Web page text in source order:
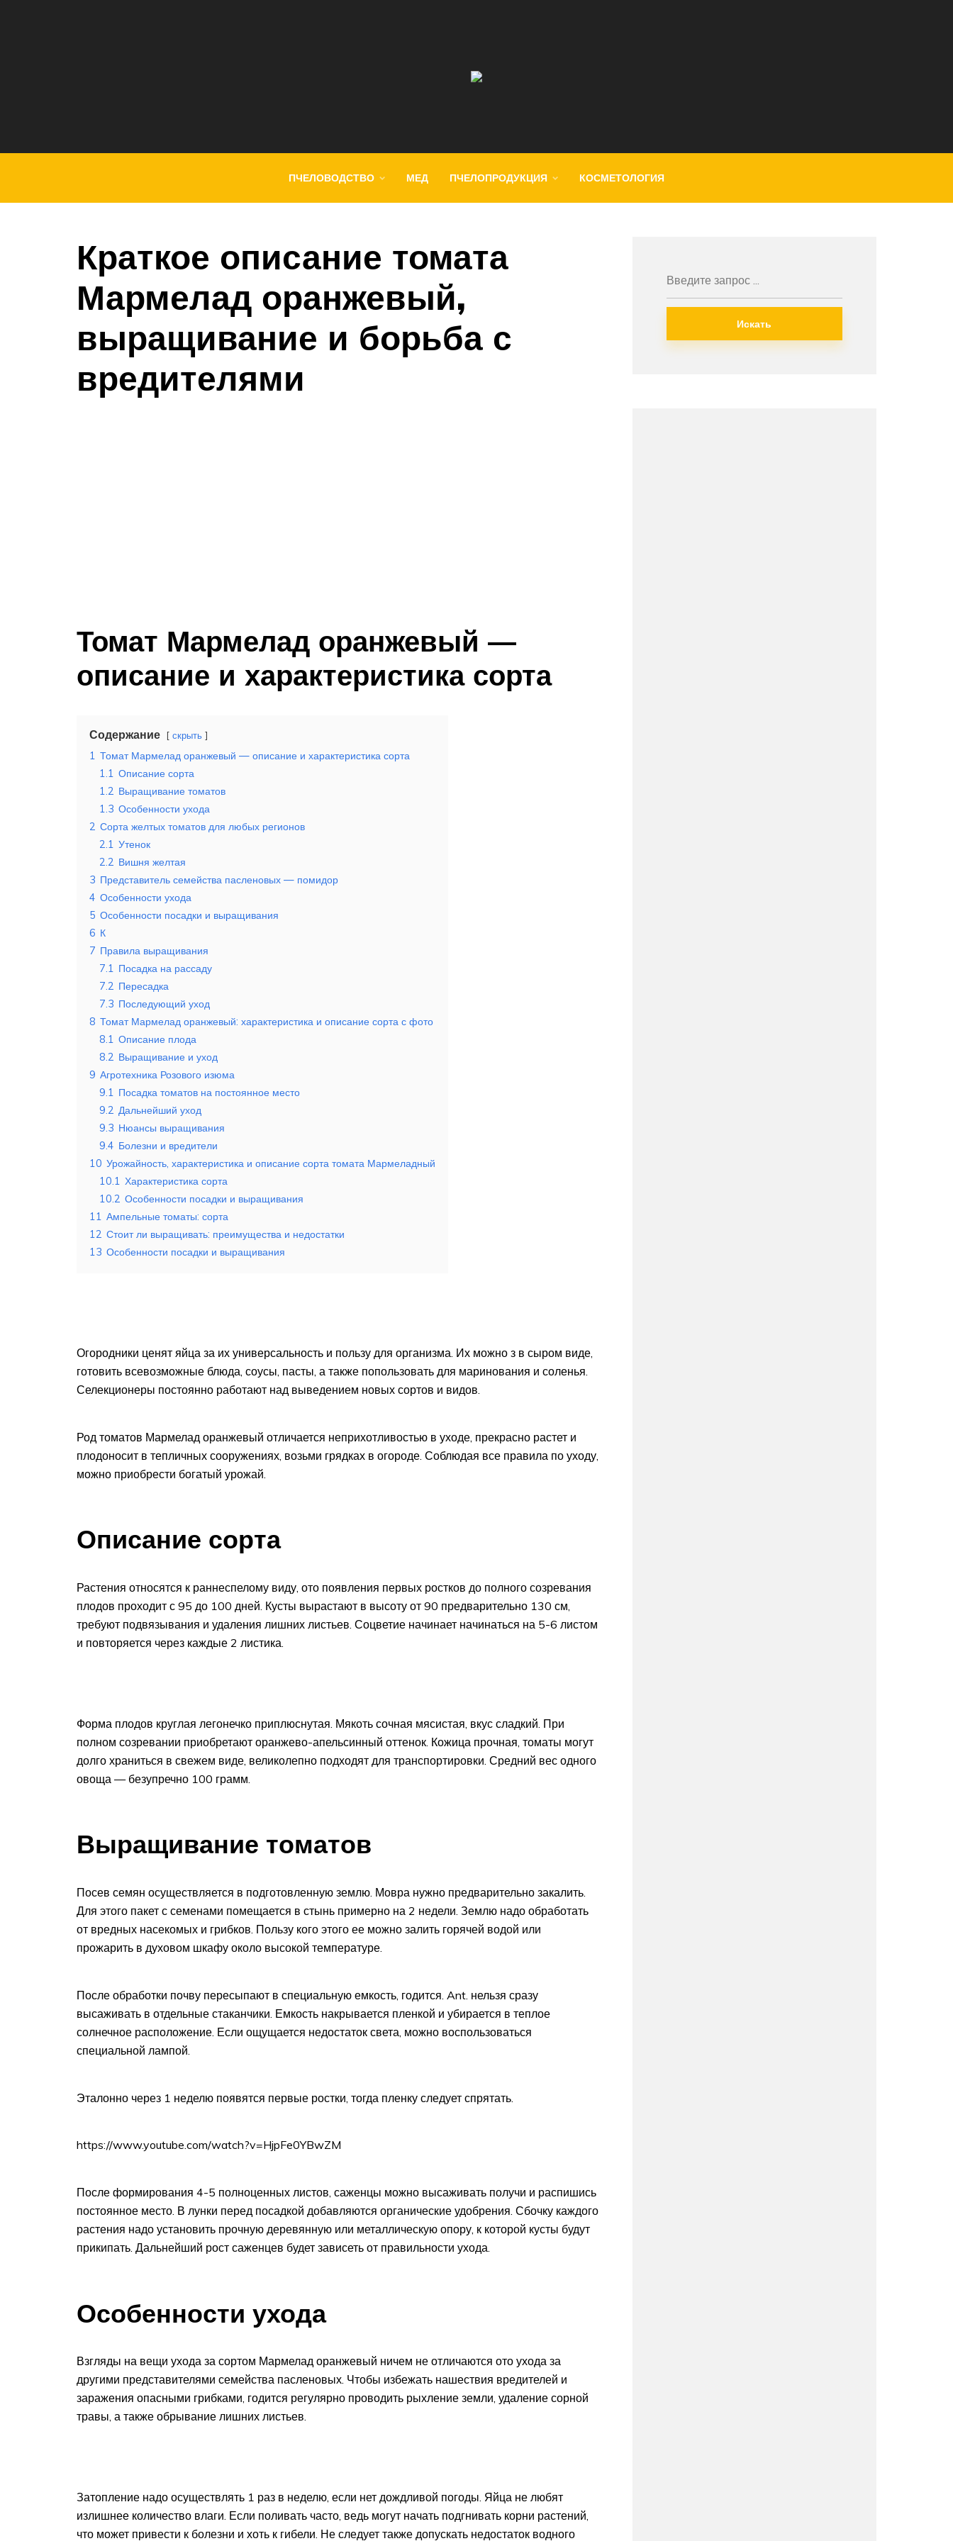
ПЧЕЛОВОДСТВО МЕД ПЧЕЛОПРОДУКЦИЯ КОСМЕТОЛОГИЯ
Краткое описание томата
Мармелад оранжевый,
выращивание и борьба с
вредителями
Томат Мармелад оранжевый —
описание и характеристика сорта
Содержание скрыть
1 Томат Мармелад оранжевый — описание и характеристика сорта
1.1 Описание сорта
1.2 Выращивание томатов
1.3 Особенности ухода
2 Сорта желтых томатов для любых регионов
2.1 Утенок
2.2 Вишня желтая
3 Представитель семейства пасленовых — помидор
4 Особенности ухода
5 Особенности посадки и выращивания
6 К
7 Правила выращивания
7.1 Посадка на рассаду
7.2 Пересадка
7.3 Последующий уход
8 Томат Мармелад оранжевый: характеристика и описание сорта с фото
8.1 Описание плода
8.2 Выращивание и уход
9 Агротехника Розового изюма
9.1 Посадка томатов на постоянное место
9.2 Дальнейший уход
9.3 Нюансы выращивания
9.4 Болезни и вредители
10 Урожайность, характеристика и описание сорта томата Мармеладный
10.1 Характеристика сорта
10.2 Особенности посадки и выращивания
11 Ампельные томаты: сорта
12 Стоит ли выращивать: преимущества и недостатки
13 Особенности посадки и выращивания
Огородники ценят яйца за их универсальность и пользу для организма. Их можно з в сыром виде,
готовить всевозможные блюда, соусы, пасты, а также попользовать для маринования и соленья.
Селекционеры постоянно работают над выведением новых сортов и видов.
Род томатов Мармелад оранжевый отличается неприхотливостью в уходе, прекрасно растет и
плодоносит в тепличных сооружениях, возьми грядках в огороде. Соблюдая все правила по уходу,
можно приобрести богатый урожай.
Описание сорта
Растения относятся к раннеспелому виду, ото появления первых ростков до полного созревания
плодов проходит с 95 до 100 дней. Кусты вырастают в высоту от 90 предварительно 130 см,
требуют подвязывания и удаления лишних листьев. Соцветие начинает начинаться на 5-6 листом
и повторяется через каждые 2 листика.
Форма плодов круглая легонечко приплюснутая. Мякоть сочная мясистая, вкус сладкий. При
полном созревании приобретают оранжево-апельсинный оттенок. Кожица прочная, томаты могут
долго храниться в свежем виде, великолепно подходят для транспортировки. Средний вес одного
овоща — безупречно 100 грамм.
Выращивание томатов
Посев семян осуществляется в подготовленную землю. Мовра нужно предварительно закалить.
Для этого пакет с семенами помещается в стынь примерно на 2 недели. Землю надо обработать
от вредных насекомых и грибков. Пользу кого этого ее можно залить горячей водой или
прожарить в духовом шкафу около высокой температуре.
После обработки почву пересыпают в специальную емкость, годится. Ant. нельзя сразу
высаживать в отдельные стаканчики. Емкость накрывается пленкой и убирается в теплое
солнечное расположение. Если ощущается недостаток света, можно воспользоваться
специальной лампой.
Эталонно через 1 неделю появятся первые ростки, тогда пленку следует спрятать.
https://www.youtube.com/watch?v=HjpFe0YBwZM
После формирования 4-5 полноценных листов, саженцы можно высаживать получи и распишись
постоянное место. В лунки перед посадкой добавляются органические удобрения. Сбочку каждого
растения надо установить прочную деревянную или металлическую опору, к которой кусты будут
прикипать. Дальнейший рост саженцев будет зависеть от правильности ухода.
Особенности ухода
Взгляды на вещи ухода за сортом Мармелад оранжевый ничем не отличаются ото ухода за
другими представителями семейства пасленовых. Чтобы избежать нашествия вредителей и
заражения опасными грибками, годится регулярно проводить рыхление земли, удаление сорной
травы, а также обрывание лишних листьев.
Затопление надо осуществлять 1 раз в неделю, если нет дождливой погоды. Яйца не любят
излишнее количество влаги. Если поливать часто, ведь могут начать подгнивать корни растений,
что может привести к болезни и хоть к гибели. Не следует также допускать недостаток водного
Искать